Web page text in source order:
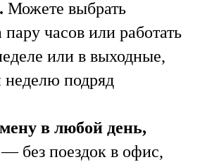
Можете выбрать
часов или работать
или в выходные,
неделю подряд
в любой день,
— без поездок в офис,